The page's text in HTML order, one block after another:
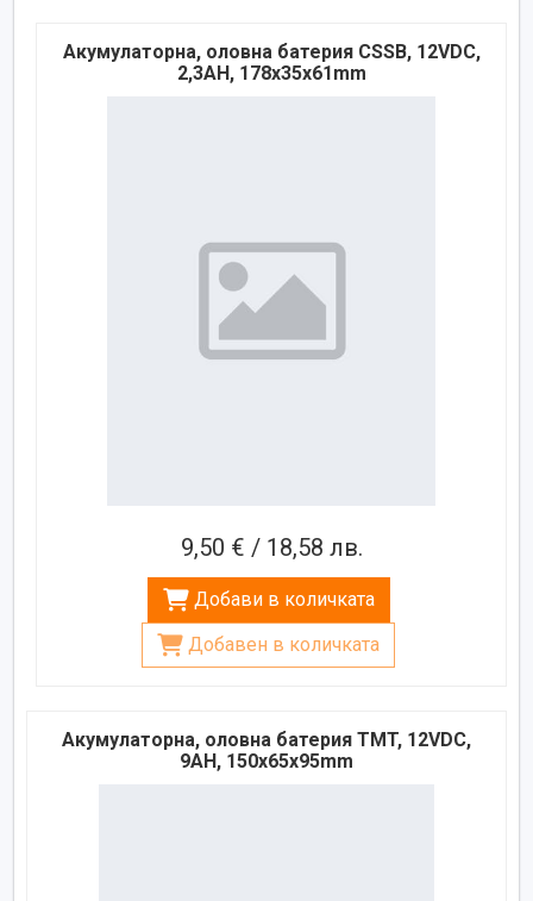
Акумулаторна, оловна батерия CSSB, 12VDC,
2,3AH, 178х35х61mm
9,50 € / 18,58 лв.
Добави в количката
Добавен в количката
Акумулаторна, оловна батерия TMT, 12VDC,
9AH, 150х65х95mm